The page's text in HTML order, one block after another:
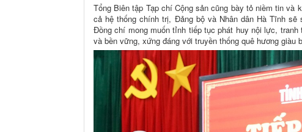
Tổng Biên tập Tạp chí Cộng sản cũng bày tỏ niềm tin
cả hệ thống chính trị, Đảng bộ và Nhân dân Hà Tĩnh
Đồng chí mong muốn tỉnh tiếp tục phát huy nội lực,
và bền vững, xứng đáng với truyền thống quê hương